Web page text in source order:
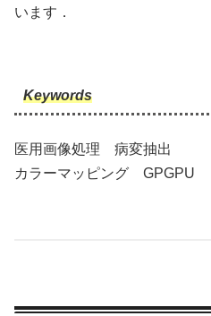
います．
Keywords
医用画像処理 病変抽出
カラーマッピング GPGPU